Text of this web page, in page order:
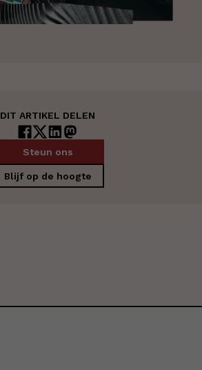
DIT ARTIKEL DELEN
Steun ons
Blijf op de hoogte